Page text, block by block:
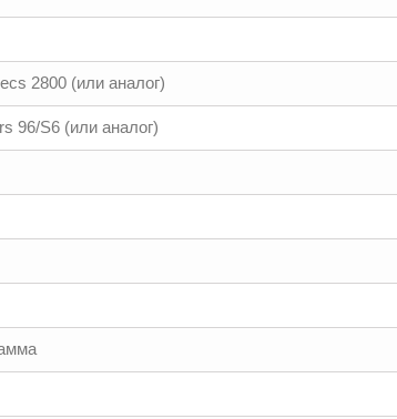
2800 (или аналог)
96/S6 (или аналог)